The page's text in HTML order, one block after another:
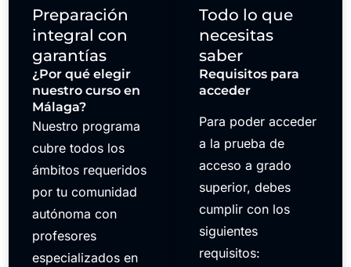
Preparación
integral con
garantías
¿Por qué elegir
nuestro curso en
Málaga?
Nuestro programa
cubre todos los
ámbitos requeridos
por tu comunidad
autónoma con
profesores
especializados en
Todo lo que
necesitas
saber
Requisitos para
acceder
Para poder acceder
a la prueba de
acceso a grado
superior, debes
cumplir con los
siguientes
requisitos: